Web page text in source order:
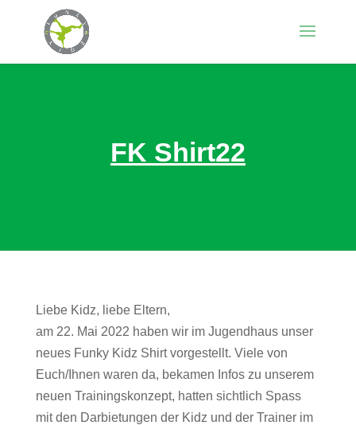
FK Shirt22
Liebe Kidz, liebe Eltern,
am 22. Mai 2022 haben wir im Jugendhaus unser
neues Funky Kidz Shirt vorgestellt. Viele von
Euch/Ihnen waren da, bekamen Infos zu unserem
neuen Trainingskonzept, hatten sichtlich Spass
mitden Darbietungen der Kidz und der Trainer im